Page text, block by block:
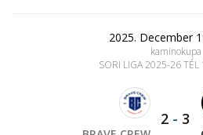
2025. December
kaminokupa
SORI LIGA 2025-26 TÉL
2 - 3